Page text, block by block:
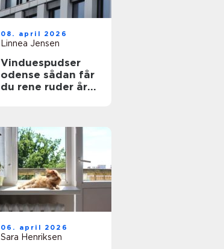
08. april 2026
Linnea Jensen
Vinduespudser
odense sådan får
du rene ruder året
06. april 2026
Sara Henriksen